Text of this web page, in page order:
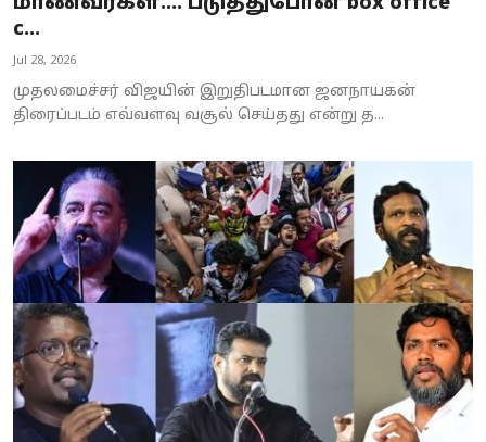
c...
Jul 28, 2026
முதலமைச்சர் விஜயின் இறுதிபடமான ஜனநாயகன்
திரைப்படம் எவ்வளவு வசூல் செய்தது என்று த...